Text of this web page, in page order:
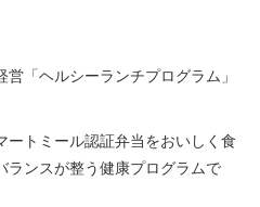
「ヘルシーランチプログラム」
ートミール認証弁当をおいしく食
ンスが整う健康プログラムで